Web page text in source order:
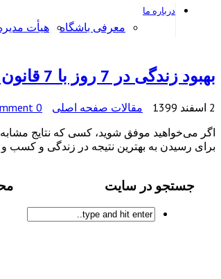
درباره ما
معرفی باشگاه هیأت
بهبود زندگی در 7 روز با 7 قانون طلایی آنتونی رابینز
2 اسفند 1399 مقالات صفحه اصلی
0 Comment
اگر می‌خواهید موفق شوید، کسی که نتایج مشابه
برای رسیدن به بهترین نتیجه در زندگی و کسب و
جستجو در سایت